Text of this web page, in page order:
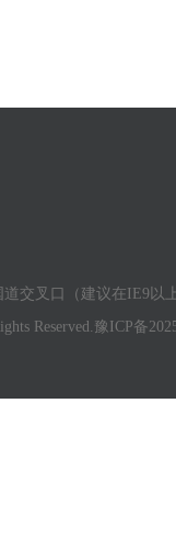
交叉口（建议在IE9以
Reserved. 豫ICP备